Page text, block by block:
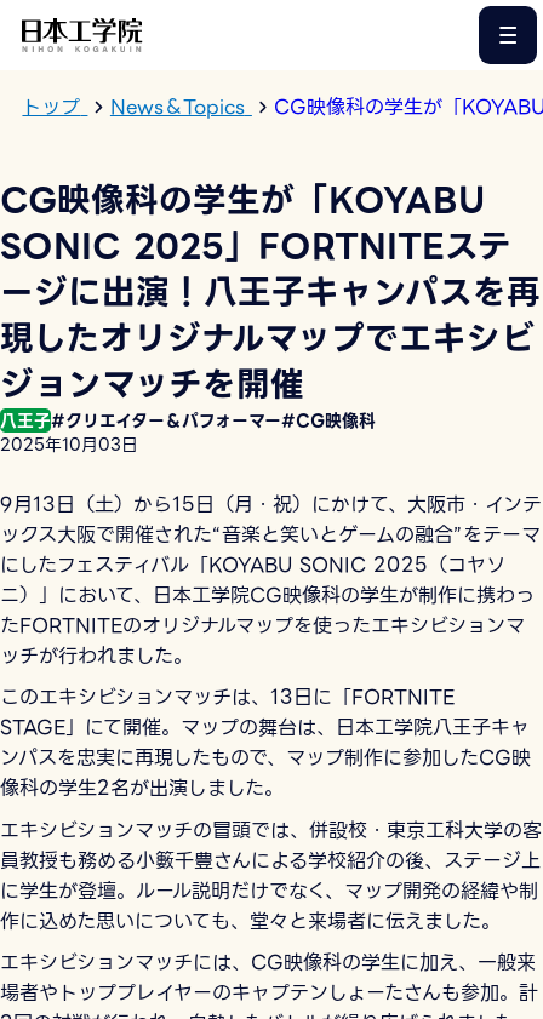
トップ News＆Topics CG映像科の学生が「
CG映像科の学生が「KOYABU
SONIC 2025」FORTNITEステ
ージに出演！八王子キャンパスを再
現したオリジナルマップでエキシビ
ジョンマッチを開催
八王子#クリエイター＆パフォーマー#CG映像科
2025年10月03日
9月13日（土）から15日（月・祝）にかけて、大阪市・インテ
ックス大阪で開催された“音楽と笑いとゲームの融合”をテーマ
にしたフェスティバル「KOYABU SONIC 2025（コヤソ
ニ）」において、日本工学院CG映像科の学生が制作に携わっ
たFORTNITEのオリジナルマップを使ったエキシビションマ
ッチが行われました。
このエキシビションマッチは、13日に「FORTNITE
STAGE」にて開催。マップの舞台は、日本工学院八王子キャ
ンパスを忠実に再現したもので、マップ制作に参加したCG映
像科の学生2名が出演しました。
エキシビションマッチの冒頭では、併設校・東京工科大学の客
員教授も務める小籔千豊さんによる学校紹介の後、ステージ上
に学生が登壇。ルール説明だけでなく、マップ開発の経緯や制
作に込めた思いについても、堂々と来場者に伝えました。
エキシビションマッチには、CG映像科の学生に加え、一般来
場者やトッププレイヤーのキャプテンしょーたさんも参加。計